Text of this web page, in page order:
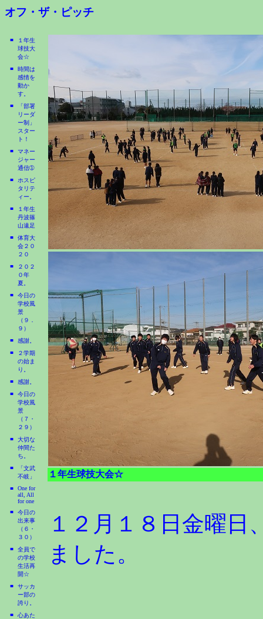
オフ・ザ・ピッチ
■
１年生
球技大
会☆
■
時間は
感情を
動か
す。
■
「部署
リーダ
ー制」
スター
ト！
■
マネー
ジャー
通信➀
■
ホスピ
タリテ
ィー。
■
１年生
丹波篠
山遠足
■
体育大
会２０
２０
■
２０２
０年
夏。
■
今日の
学校風
景
（９．
９）
■
感謝。
■
２学期
の始ま
り。
■
感謝。
■
今日の
学校風
景
（７・
２９）
■
大切な
仲間た
ち。
■
「文武
不岐」
■
One for
all, All
for one
■
今日の
出来事
（６・
３０）
■
全員で
の学校
生活再
開☆
■
サッカ
ー部の
誇り。
■
心あた
１年生球技大会☆
１２月１８日金曜
ました。